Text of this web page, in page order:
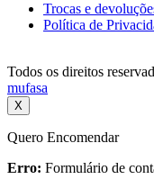
Trocas e
Política de
Todos os direitos
mufasa
X
Quero Encomendar
Erro: Formulário de